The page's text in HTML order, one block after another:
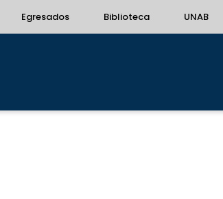
Egresados Biblioteca UNAB